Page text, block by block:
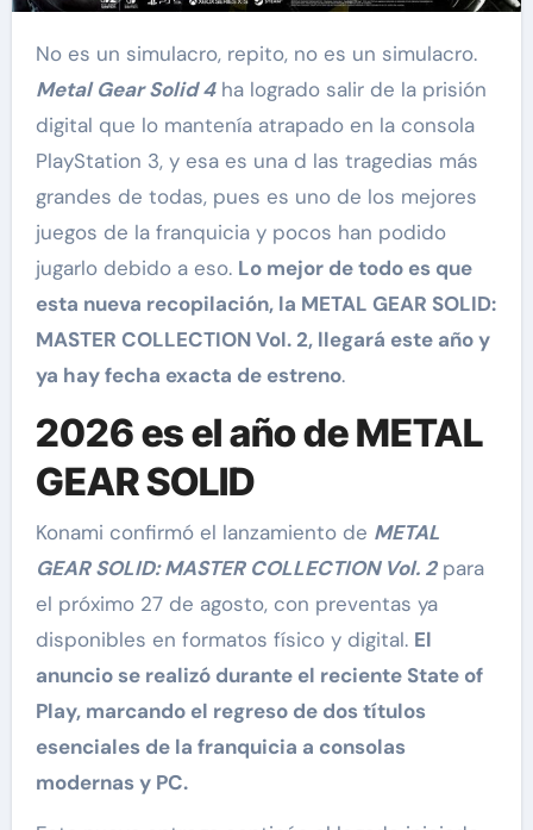
No es un simulacro, repito, no es un simulacro.
Metal Gear Solid 4ha logrado salir de la prisión
digital que lo mantenía atrapado en la consola
PlayStation 3, y esa es una d las tragedias más
grandes de todas, pues es uno de los mejores
juegos de la franquicia y pocos han podido
jugarlo debido a eso. Lo mejor de todo es que
esta nueva recopilación, la METAL GEAR SOLID:
MASTER COLLECTION Vol. 2, llegará este año y
ya hay fecha exacta de estreno.
2026 es el año de METAL
GEAR SOLID
Konami confirmó el lanzamiento de METAL
GEAR SOLID: MASTER COLLECTION Vol. 2para
el próximo 27 de agosto, con preventas ya
disponibles en formatos físico y digital. El
anuncio se realizó durante el reciente State of
Play, marcando el regreso de dos títulos
esenciales de la franquicia a consolas
modernas y PC.